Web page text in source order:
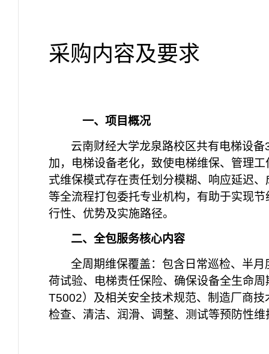
采购内容及要求
一、项目概况
云南财经大学龙泉路校区共有电梯设备
加，电梯设备老化，致使电梯维保、管理
式维保模式存在责任划分模糊、响应延迟
等全流程打包委托专业机构，有助于实现
行性、优势及实施路径。
二、全包服务核心内容
全周期维保覆盖：包含日常巡检、半月
荷试验、电梯责任保险、确保设备全生命
T5002）及相关安全技术规范、制造厂商
检查、清洁、润滑、调整、测试等预防性